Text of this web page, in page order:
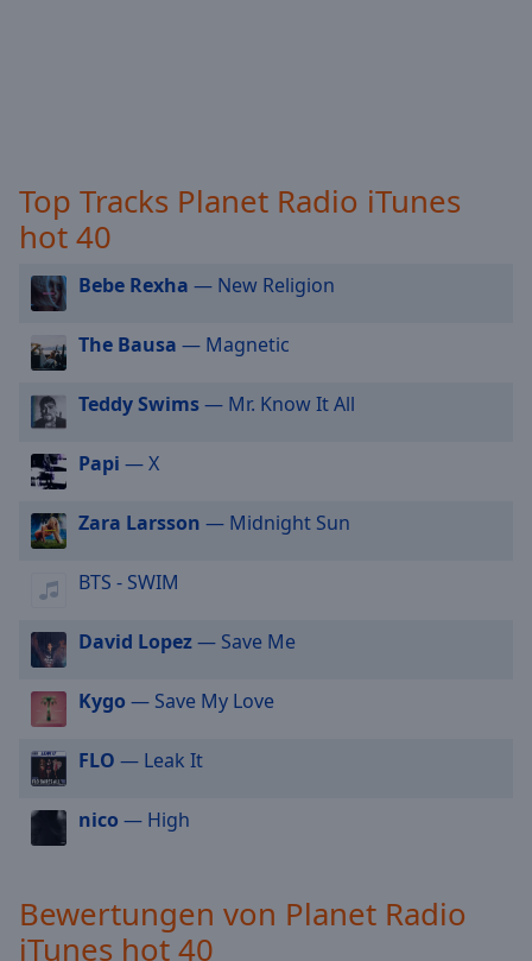
modal
window.
Beginning
dialog
window.
Escape
cancel
and
window.
Color
Opacity
Text
planet beyonce & friends
planet harry styles & friends
planet radio plus weihnachten
Planet Radio Deutschrap Finest
Top Tracks Planet Radio iTunes
hot 40
Bebe Rexha — New Religion
The Bausa — Magnetic
Teddy Swims— Mr. Know It All
Papi — X
Zara Larsson — Midnight Sun
BTS - SWIM
David Lopez— Save Me
Kygo — Save My Love
FLO — Leak It
nico — High
Bewertungen von Planet Radio
iTunes hot 40